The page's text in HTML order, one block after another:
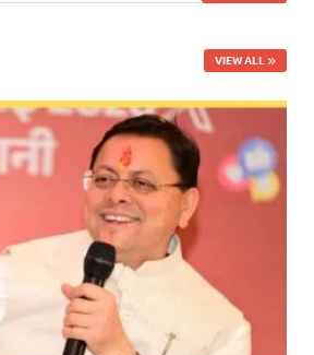
Uttarakhand Government News: मुख्यमंत्री पुष्कर
Noida Engineer Case: एसआईटी गठन पर मृतक के पिता
BJP National President Nitin Nabin: निर्विरोध चुने
New Jalpaiguri Railway Station: न्यू जलपाईगुड़ी
Jagran Forum: जागरण फोरम पर सीएम पुष्कर सिंह धामी
Uttar Pradesh Politics: मुक्त कंठ से यूपी को सराहा,
VIEW ALL